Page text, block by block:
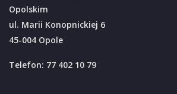
Opolskim
ul. Marii Konopnickiej 6
45-004 Opole
Telefon: 77 402 10 79